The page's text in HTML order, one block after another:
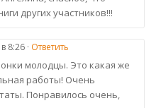
других участников!!!
8:26 · Ответить
молодцы. Это какая же
работы! Очень
Понравилось очень,